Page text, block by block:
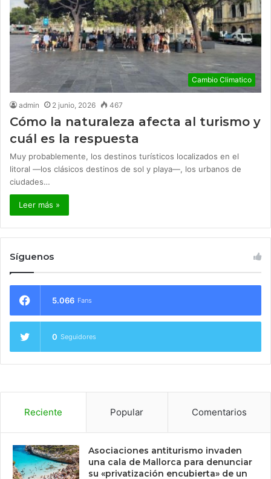
Cambio Climatico
admin 2 junio, 2026 467
Cómo la naturaleza afecta al turismo y
cuál es la respuesta
Muy probablemente, los destinos turísticos localizados en el
litoral —los clásicos destinos de sol y playa—, los urbanos de
ciudades…
Leer más »
Síguenos
5.066 Fans
0 Seguidores
Reciente Popular Comentarios
Asociaciones antiturismo invaden
una cala de Mallorca para denunciar
su «privatización encubierta» de un